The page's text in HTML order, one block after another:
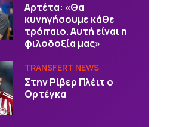
Αρτέτα: «Θα
κυνηγήσουμε κάθε
τρόπαιο. Αυτή είναι η
φιλοδοξία μας»
TRANSFERT NEWS
Στην Ρίβερ Πλέιτ ο
Ορτέγκα